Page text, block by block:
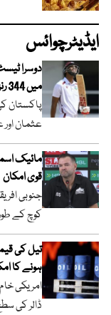
ایڈیٹرچوائس
دوسرا
میں 344 رنز پر آؤٹ
عثمان اور
مائیک
قوی امکان
جنوبی
کوچ کے
تیل کی
ہونے کا
ڈالر کی